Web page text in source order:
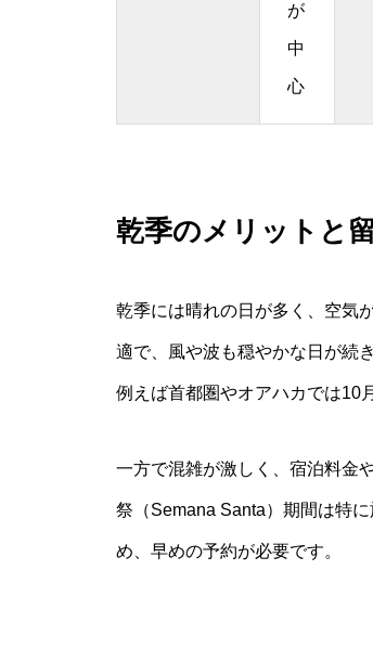
が
中
心
乾季のメリットと
乾季には晴れの日が多く、空気
適で、風や波も穏やかな日が続
例えば首都圏やオアハカでは10
一方で混雑が激しく、宿泊料金
祭（Semana Santa）期間は特
め、早めの予約が必要です。